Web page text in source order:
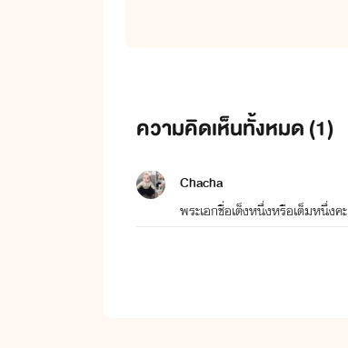
ความคิดเห็นทั้งหมด (1)
Chacha
พระเอกชื่อเต็งหนึ่งหรือเต็มหนึ่งคะ